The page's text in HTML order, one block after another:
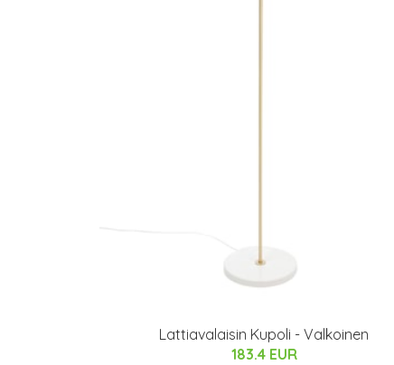
Lattiavalaisin Kupoli - Valkoinen
183.4 EUR